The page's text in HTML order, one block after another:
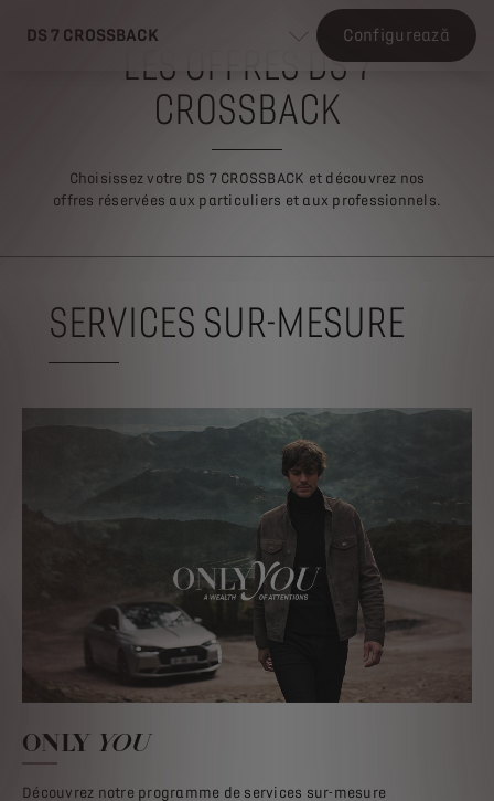
DS 7 CROSSBACK Configurează
LES OFFRES DS 7
CROSSBACK
Choisissez votre DS 7 CROSSBACK et découvrez nos
offres réservées aux particuliers et aux professionnels.
SERVICES SUR-MESURE
ONLY YOU
Découvrez notre programme de services sur-mesure